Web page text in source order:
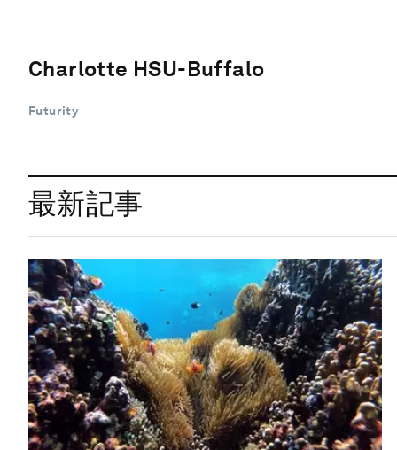
Charlotte HSU-Buffalo
Futurity
最新記事